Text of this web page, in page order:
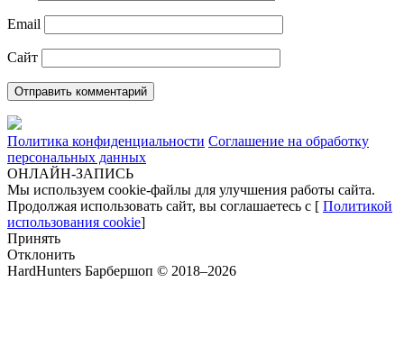
Email
Сайт
Политика конфиденциальности Соглашение на обработку
персональных данных
ОНЛАЙН-ЗАПИСЬ
Мы используем cookie-файлы для улучшения работы сайта.
Продолжая использовать сайт, вы соглашаетесь с [ Политикой
использования cookie]
Принять
Отклонить
HardHunters Барбершоп © 2018–2026